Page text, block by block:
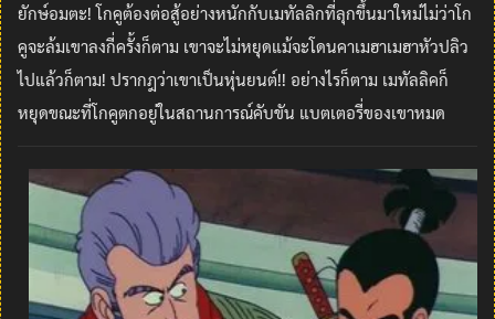
ยักษ์อมตะ! โกคูต้องต่อสู้อย่างหนักกับเมทัลลิกที่ลุกขึ้นมาใหม่ไม่ว่าโก
คูจะล้มเขาลงกี่ครั้งก็ตาม เขาจะไม่หยุดแม้จะโดนคาเมฮาเมฮาหัวปลิว
ไปแล้วก็ตาม! ปรากฎว่าเขาเป็นหุ่นยนต์!! อย่างไรก็ตาม เมทัลลิคก็
หยุดขณะที่โกคูตกอยู่ในสถานการณ์คับขัน แบตเตอรี่ของเขาหมด